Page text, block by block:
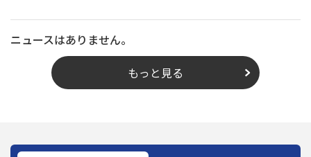
ニュースはありません。
もっと見る